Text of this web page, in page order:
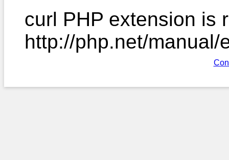
curl PHP extension is
http://php.net/manual/